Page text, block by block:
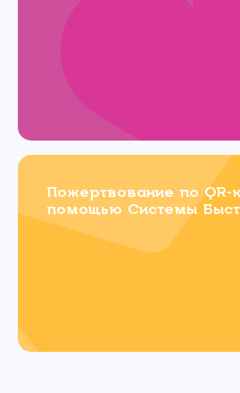
Пожертвование по QR-
помощью Системы